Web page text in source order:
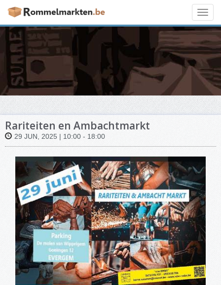
Rariteiten en Ambachtmarkt
29 JUN, 2025 | 10:00 - 18:00